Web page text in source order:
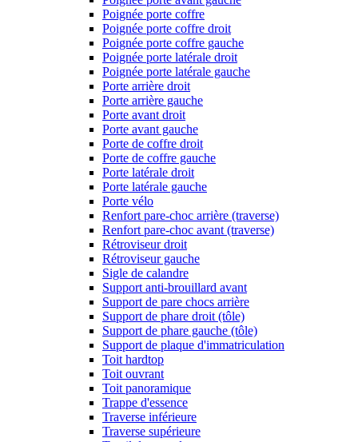
Poignée porte coffre
Poignée porte coffre droit
Poignée porte coffre gauche
Poignée porte latérale droit
Poignée porte latérale gauche
Porte arrière droit
Porte arrière gauche
Porte avant droit
Porte avant gauche
Porte de coffre droit
Porte de coffre gauche
Porte latérale droit
Porte latérale gauche
Porte vélo
Renfort pare-choc arrière (traverse)
Renfort pare-choc avant (traverse)
Rétroviseur droit
Rétroviseur gauche
Sigle de calandre
Support anti-brouillard avant
Support de pare chocs arrière
Support de phare droit (tôle)
Support de phare gauche (tôle)
Support de plaque d'immatriculation
Toit hardtop
Toit ouvrant
Toit panoramique
Trappe d'essence
Traverse inférieure
Traverse supérieure